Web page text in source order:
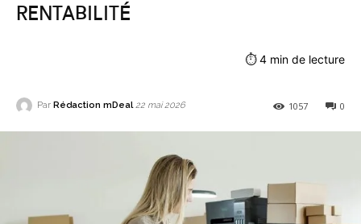
rentabilité
⏱4 min de lecture
Par Rédaction mDeal 22 mai 2026 0
1057